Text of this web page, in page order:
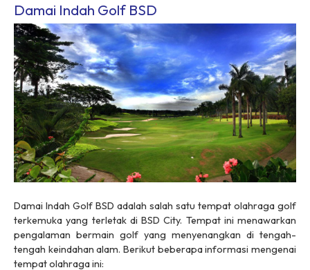
Damai Indah Golf BSD
Damai Indah Golf BSD adalah salah satu tempat olahraga golf
terkemuka yang terletak di BSD City. Tempat ini menawarkan
pengalaman bermain golf yang menyenangkan di tengah-
tengah keindahan alam. Berikut beberapa informasi mengenai
tempat olahraga ini: